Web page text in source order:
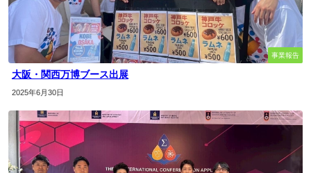
事業報告
大阪・関西万博ブース出展
2025年6月30日